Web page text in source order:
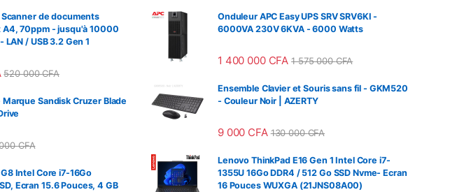
de documents
A4, 70ppm - jusqu'à 10000
LAN / USB 3.2 Gen 1
520 000CFA
Marque Sandisk Cruzer Blade
CFA
Intel Core i7-16Go
Ecran 15.6 Pouces, 4 GB
Onduleur APC Easy UPS SRV SRV6KI -
6000VA 230V 6KVA - 6000 Watts
1 400 000 CFA 1 575 000CFA
Ensemble Clavier et Souris sans fil - GKM520
- Couleur Noir | AZERTY
9 000 CFA 130 000CFA
Lenovo ThinkPad E16 Gen 1 Intel Core i7-
1355U 16Go DDR4 / 512 Go SSD Nvme- Ecran
16 Pouces WUXGA (21JNS08A00)